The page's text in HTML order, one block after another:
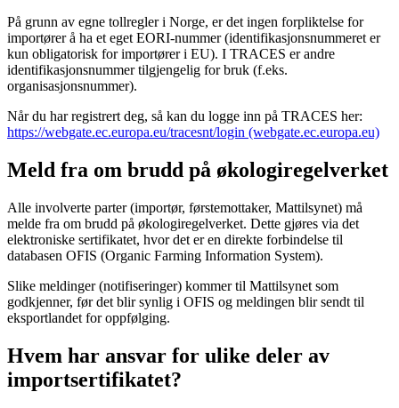
På grunn av egne tollregler i Norge, er det ingen forpliktelse for
importører å ha et eget EORI-nummer (identifikasjonsnummeret er
kun obligatorisk for importører i EU). I TRACES er andre
identifikasjonsnummer tilgjengelig for bruk (f.eks.
organisasjonsnummer).
Når du har registrert deg, så kan du logge inn på TRACES her:
https://webgate.ec.europa.eu/tracesnt/login (webgate.ec.europa.eu)
Meld fra om brudd på økologiregelverket
Alle involverte parter (importør, førstemottaker, Mattilsynet) må
melde fra om brudd på økologiregelverket. Dette gjøres via det
elektroniske sertifikatet, hvor det er en direkte forbindelse til
databasen OFIS (Organic Farming Information System).
Slike meldinger (notifiseringer) kommer til Mattilsynet som
godkjenner, før det blir synlig i OFIS og meldingen blir sendt til
eksportlandet for oppfølging.
Hvem har ansvar for ulike deler av
importsertifikatet?